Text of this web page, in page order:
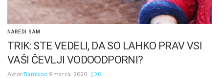
NAREDI SAM
TRIK: STE VEDELI, DA SO LAHKO PRAV VSI
VAŠI ČEVLJI VODOODPORNI?
AvtorBambino 9 marca, 2020 0